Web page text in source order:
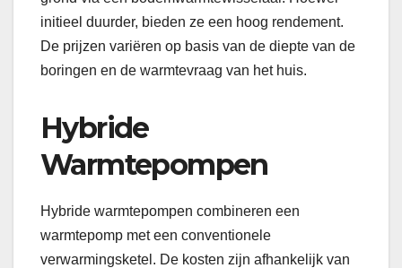
initieel duurder, bieden ze een hoog rendement.
De prijzen variëren op basis van de diepte van de
boringen en de warmtevraag van het huis.
Hybride
Warmtepompen
Hybride warmtepompen combineren een
warmtepomp met een conventionele
verwarmingsketel. De kosten zijn afhankelijk van